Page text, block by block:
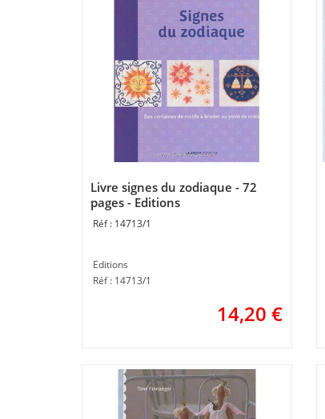
Livre signes du zodiaque - 72
pages - Editions
14713/1
Editions
Réf : 14713/1
14,20 €